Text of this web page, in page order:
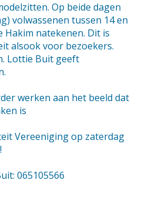
Op beide dagen
volwassenen tussen 14 en
Hakim natekenen. Dit is
alsook voor bezoekers.
Lottie Buit geeft
werken aan het beeld dat
is
Vereeniging op zaterdag
065105566